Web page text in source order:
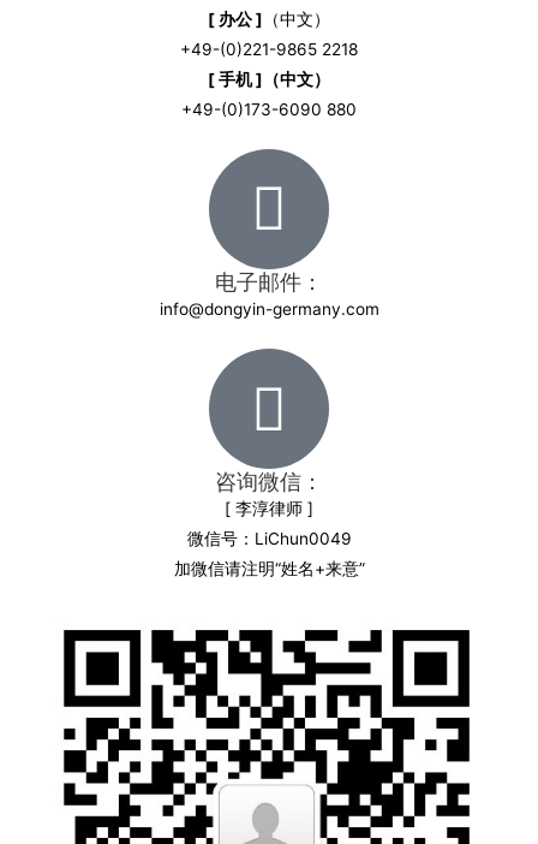
[ 办公 ] （中文）
+49-(0)221-9865 2218
[ 手机 ]（中文）
+49-(0)173-6090 880
电子邮件：
info@dongyin-germany.com
咨询微信：
[ 李淳律师 ]
微信号：LiChun0049
加微信请注明“姓名+来意”